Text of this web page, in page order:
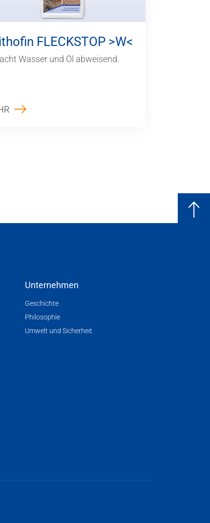
FLECKSTOP >W<
Wasser und Öl abweisend.
Unternehmen
Geschichte
Philosophie
Umwelt und Sicherheit